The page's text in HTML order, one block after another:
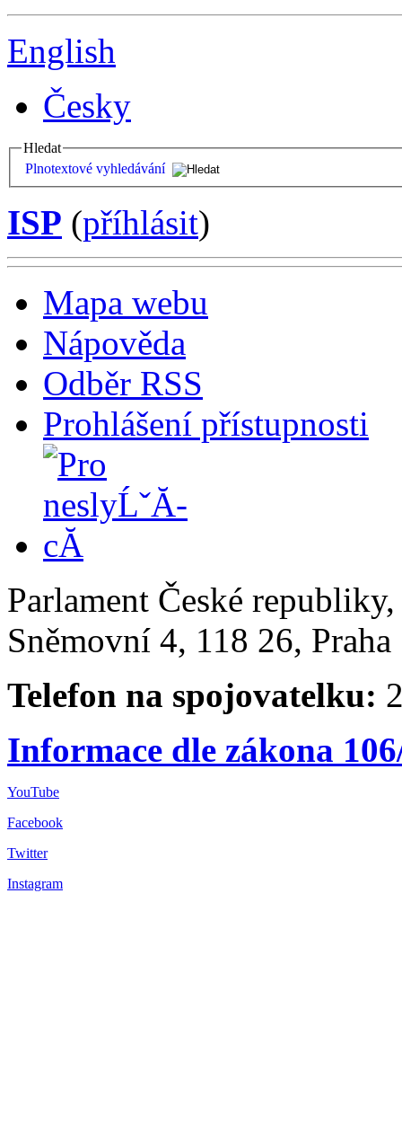
English
Česky
Hledat
Plnotextové vyhledávání
ISP (příhlásit)
Mapa webu
Nápověda
Odběr RSS
Prohlášení přístupnosti
Parlament České
Sněmovní 4, 118 26,
Telefon na spojovatelku:
Informace dle zákona
YouTube
Facebook
Twitter
Instagram